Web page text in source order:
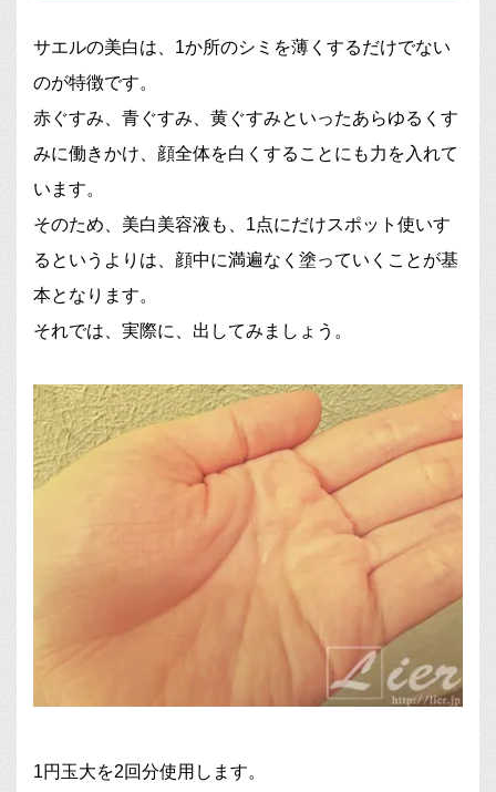
サエルの美白は、1か所のシミを薄くするだけでない
のが特徴です。
赤ぐすみ、青ぐすみ、黄ぐすみといったあらゆるくす
みに働きかけ、顔全体を白くすることにも力を入れて
います。
そのため、美白美容液も、1点にだけスポット使いす
るというよりは、顔中に満遍なく塗っていくことが基
本となります。
それでは、実際に、出してみましょう。
1円玉大を2回分使用します。